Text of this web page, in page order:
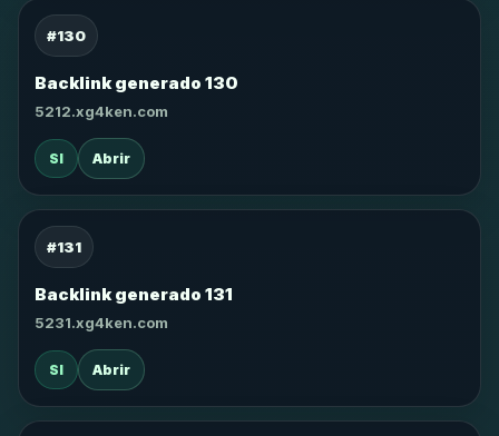
#130
Backlink generado 130
5212.xg4ken.com
SI Abrir
#131
Backlink generado 131
5231.xg4ken.com
SI Abrir